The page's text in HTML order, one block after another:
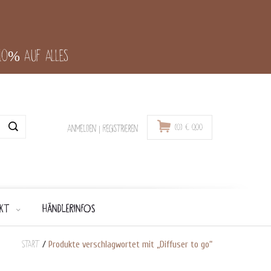
auf alles
Anmelden | Registrieren (0) € 0,00
HÄNDLERINFOS
Start / Produkte verschlagwortet mit „Diffuser to go“